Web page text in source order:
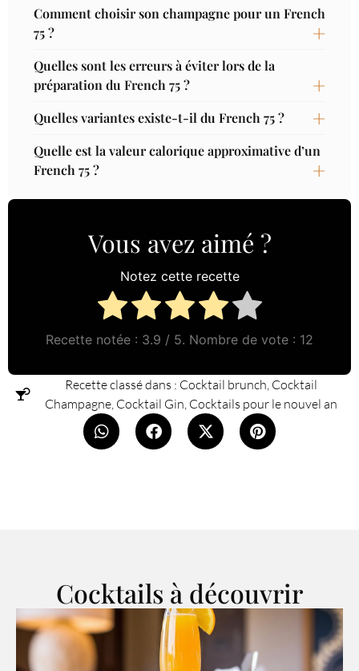
Comment choisir son champagne pour un French
75 ?
Quelles sont les erreurs à éviter lors de la
préparation du French 75 ?
Quelles variantes existe-t-il du French 75 ?
Quelle est la valeur calorique approximative d’un
French 75 ?
Vous avez aimé ?
Notez cette recette
Recette notée : 3.9 / 5. Nombre de vote : 12
Recette classé dans : Cocktail brunch, Cocktail
Champagne, Cocktail Gin, Cocktails pour le nouvel an
Cocktails à découvrir